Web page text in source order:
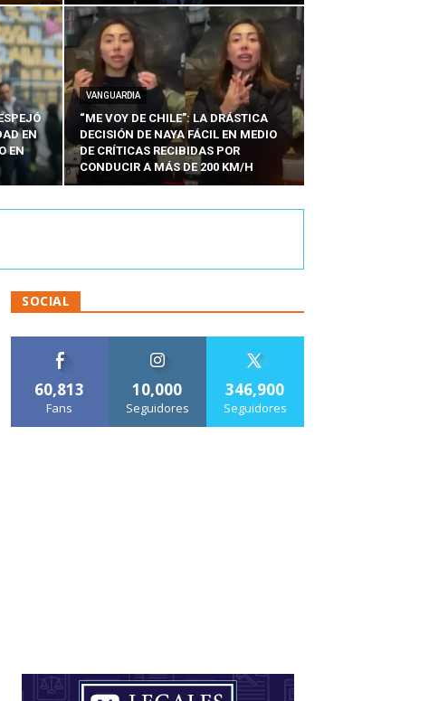
EN
EN
VANGUARDIA
“ME VOY DE CHILE”: LA DRÁSTICA
DECISIÓN DE NAYA FÁCIL EN MEDIO
DE CRÍTICAS RECIBIDAS POR
CONDUCIR A MÁS DE 200 KM/H
SOCIAL
60,813
Fans
10,000
Seguidores
346,900
Seguidores